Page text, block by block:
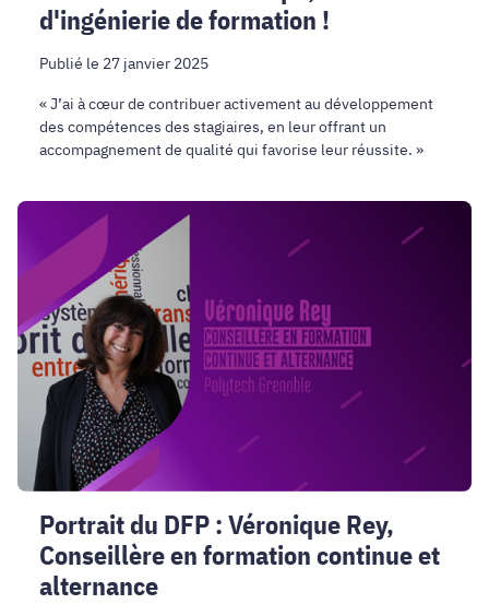
d'ingénierie de formation !
Publié le 27 janvier 2025
« J’ai à cœur de contribuer activement au développement
des compétences des stagiaires, en leur offrant un
accompagnement de qualité qui favorise leur réussite. »
Portrait
DFP
Véronique
Rey,
Conseillère
formation
continue
et
alternance
Portrait du DFP : Véronique Rey,
Conseillère en formation continue et
alternance